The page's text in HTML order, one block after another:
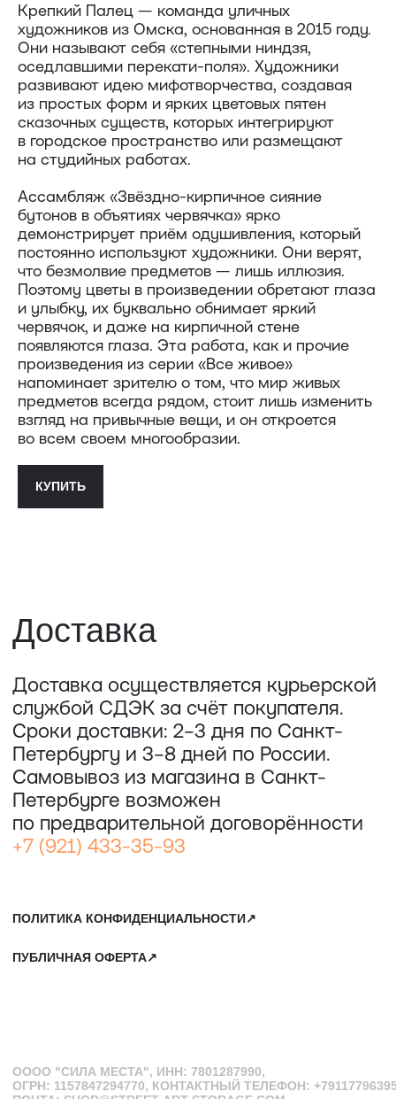
Крепкий Палец — команда уличных
художников из Омска, основанная в 2015 году.
Они называют себя «степными ниндзя,
оседлавшими перекати-поля». Художники
развивают идею мифотворчества, создавая
из простых форм и ярких цветовых пятен
сказочных существ, которых интегрируют
в городское пространство или размещают
на студийных работах.
Ассамбляж «Звёздно-кирпичное сияние
бутонов в объятиях червячка» ярко
демонстрирует приём одушивления, который
постоянно используют художники. Они верят,
что безмолвие предметов — лишь иллюзия.
Поэтому цветы в произведении обретают глаза
и улыбку, их буквально обнимает яркий
червячок, и даже на кирпичной стене
появляются глаза. Эта работа, как и прочие
произведения из серии «Все живое»
напоминает зрителю о том, что мир живых
предметов всегда рядом, стоит лишь изменить
взгляд на привычные вещи, и он откроется
во всем своем многообразии.
КУПИТЬ
Доставка осуществляется курьерской
службой СДЭК за счёт покупателя.
Сроки доставки: 2−3 дня по Санкт-
Петербургу и 3−8 дней по России.
Самовывоз из магазина в Санкт-
Петербурге возможен
по предварительной договорённости
+7 (921) 433-35-93
ПОЛИТИКА КОНФИДЕНЦИАЛЬНОСТИ↗
ПУБЛИЧНАЯ ОФЕРТА↗
Доставка
САНКТ-ПЕТЕРБУРГ, СЕВКАБЕЛЬ ПОРТ
КОЖЕВЕННАЯ УЛИЦА, 40Е
2-Й ЭТАЖ, ДОМОФОН 19#
ПОЧТА: INFO@STREET-ART-STORAGE.COM
PR@STREET-ART-STORAGE.COM
ДЛЯ ЗАПИСИ НА ЭКСКУРСИИ:+7 921 433-35-93